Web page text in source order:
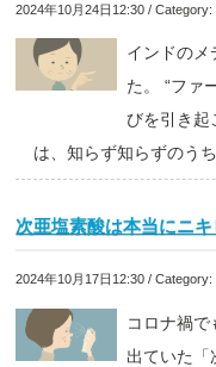
2024年10月24日12:30 / Category:
インドのメ
た。 “ファ
びを引き起
は、知らず知らずのう
次亜塩素酸は本当にニ
2024年10月17日12:30 / Category:
コロナ禍
出ていた「